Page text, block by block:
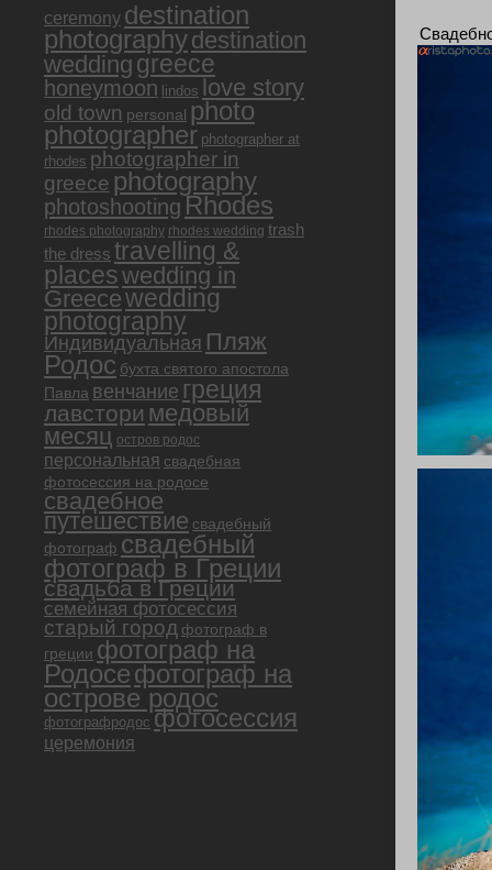
ceremony destination
photographydestination
wedding greece
honeymoon lindos love story
old town personal photo
photographer photographer at
rhodes photographer in
greece photography
photoshootingRhodes
rhodes photography rhodes wedding trash
the dress travelling &
placeswedding in
Greecewedding
photography
Индивидуальная Пляж
Родос бухта святого апостола
Павла венчание греция
лавстори медовый
месяц остров родос
персональная свадебная
фотосессия на родосе
свадебное
путешествие свадебный
фотограф свадебный
фотограф в Греции
свадьба в Греции
семейная фотосессия
старый город фотограф в
греции фотограф на
Родосефотограф на
острове родос
фотографродос фотосессия
церемония